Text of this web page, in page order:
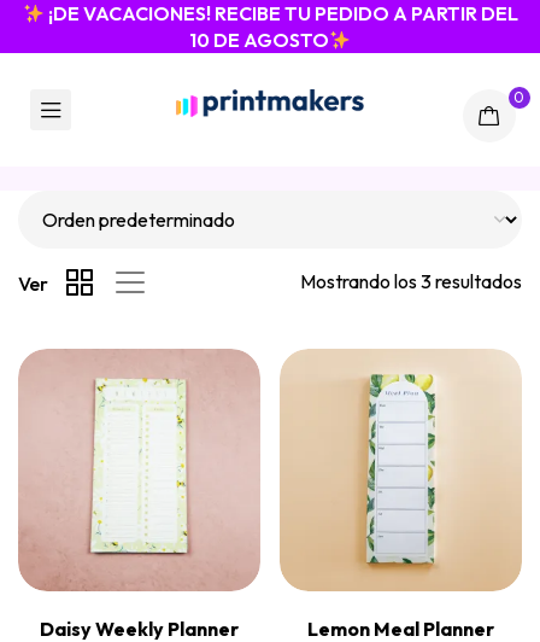
¡DE VACACIONES! RECIBE TU PEDIDO A PARTIR DEL
10 DE AGOSTO
0
Mostrando los 3 resultados
Ver
Daisy Weekly Planner Lemon Meal Planner